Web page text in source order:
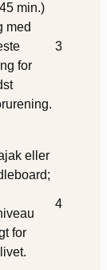
min.)
med
for
3
eller
for
4